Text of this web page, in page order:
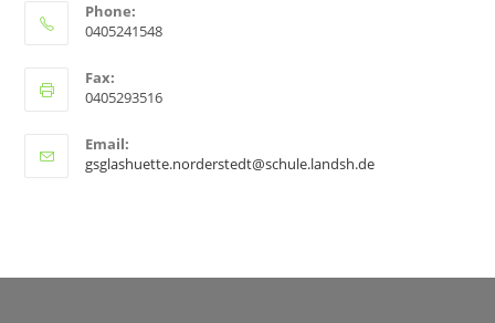
Phone:
0405241548
Fax:
0405293516
Email:
gsglashuette.norderstedt@schule.landsh.de